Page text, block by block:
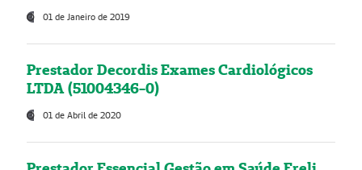
01 de Janeiro de 2019
Prestador Decordis Exames Cardiológicos
LTDA (51004346-0)
01 de Abril de 2020